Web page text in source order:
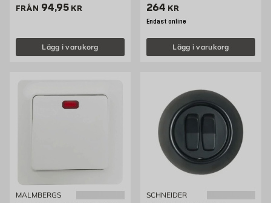
FRÅN Pris 94.95 kr
94,95 KR
Lägg i varukorg
Pris 264 kr
264 KR
Endast online
Lägg i varukorg
MALMBERGS SCHNEIDER